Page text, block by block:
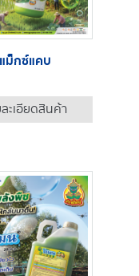
แม็กซ์แคบ
ะเอียดสินค้า